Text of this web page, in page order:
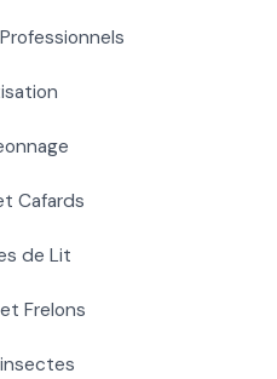
Cafards
de Lit
Frelons